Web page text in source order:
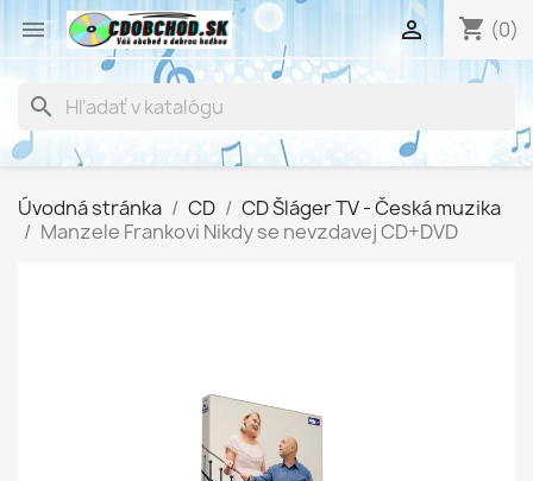
 shopping_cart (0)

search
Úvodná stránka CD
CD Šláger TV - Česká muzika
Manzele Frankovi Nikdy se nevzdavej CD+DVD